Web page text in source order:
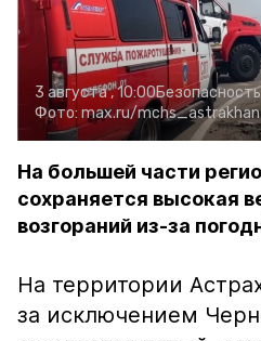
3 августа , 10:00Безопасность
Фото: max.ru/mchs_astrakhan
На большей части
сохраняется высокая
возгораний из-за
На территории
за исключением